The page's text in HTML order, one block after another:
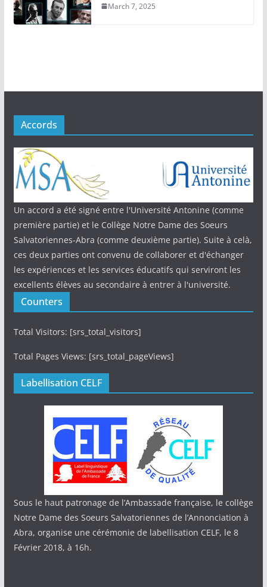
March 7, 2025
Accords
Un accord a été signé entre l'Université Antonine (comme
première partie) et le Collège Notre Dame des Soeurs
Salvatoriennes-Abra (comme deuxième partie). Suite à celà,
ces deux parties ont convenu de collaborer et d'échanger
les expériences et les services éducatifs qui serviront les
excellents élèves au secondaire à entrer à l'université.
Counters
Total Visitors: [srs_total_visitors]
Total Pages Views: [srs_total_pageViews]
Labellisation CELF
Sous le haut patronage de l’Ambassade française, le collège
Notre Dame des Soeurs Salvatoriennes de l’Annonciation à
Abra, organise une cérémonie de labellisation CELF, le 8
Février 2018, à 16h.